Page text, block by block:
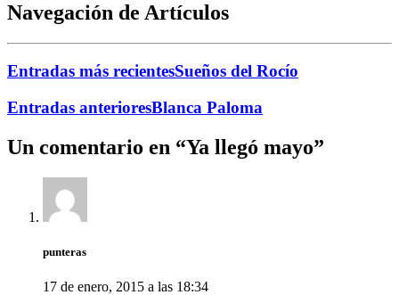
Navegación de Artículos
Entradas más recientesSueños del Rocío
Entradas anterioresBlanca Paloma
Un comentario en “Ya llegó mayo”
punteras
17 de enero, 2015 a las 18:34